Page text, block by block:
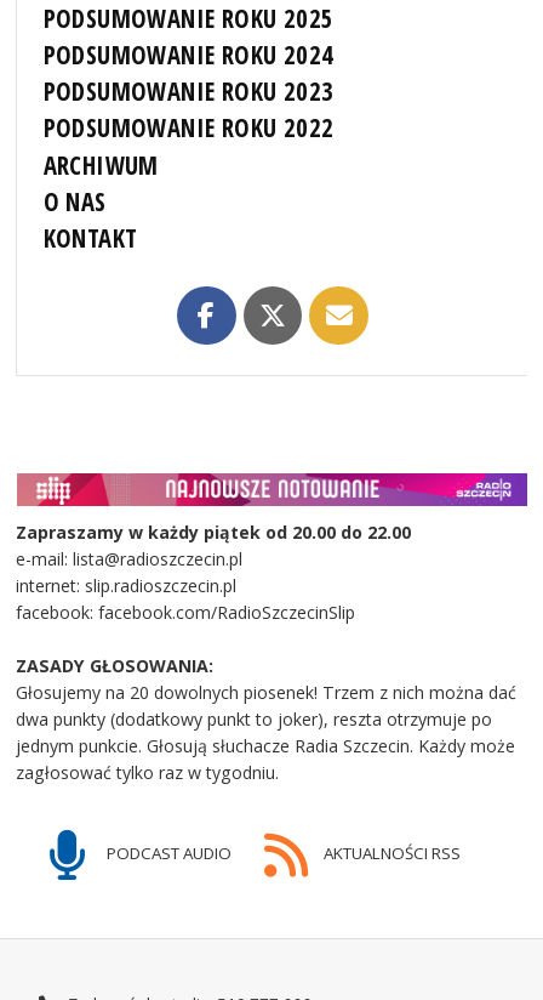
PODSUMOWANIE ROKU 2025
PODSUMOWANIE ROKU 2024
PODSUMOWANIE ROKU 2023
PODSUMOWANIE ROKU 2022
ARCHIWUM
O NAS
KONTAKT
Zapraszamy w każdy piątek od 20.00 do 22.00
e-mail: lista@radioszczecin.pl
internet: slip.radioszczecin.pl
facebook: facebook.com/RadioSzczecinSlip
ZASADY GŁOSOWANIA:
Głosujemy na 20 dowolnych piosenek! Trzem z nich można dać
dwa punkty (dodatkowy punkt to joker), reszta otrzymuje po
jednym punkcie. Głosują słuchacze Radia Szczecin. Każdy może
zagłosować tylko raz w tygodniu.
PODCAST AUDIO AKTUALNOŚCI RSS